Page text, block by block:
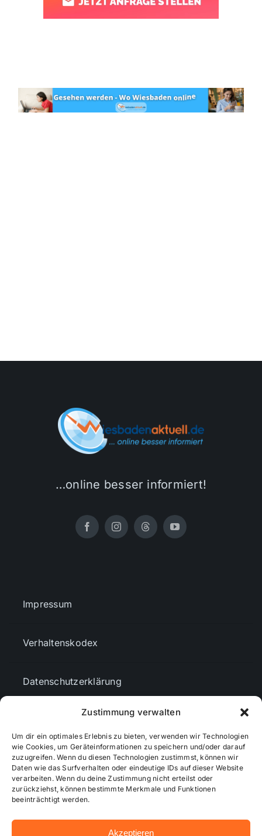
Zustimmung verwalten
Um dir ein optimales Erlebnis zu bieten, verwenden wir Technologien
wie Cookies, um Geräteinformationen zu speichern und/oder darauf
zuzugreifen. Wenn du diesen Technologien zustimmst, können wir
Daten wie das Surfverhalten oder eindeutige IDs auf dieser Website
verarbeiten. Wenn du deine Zustimmung nicht erteilst oder
zurückziehst, können bestimmte Merkmale und Funktionen
beeinträchtigt werden.
Akzeptieren
…online besser informiert!
Impressum
Verhaltenskodex
Datenschutzerklärung
Cookie-Richtlinie (EU)
Mediendaten